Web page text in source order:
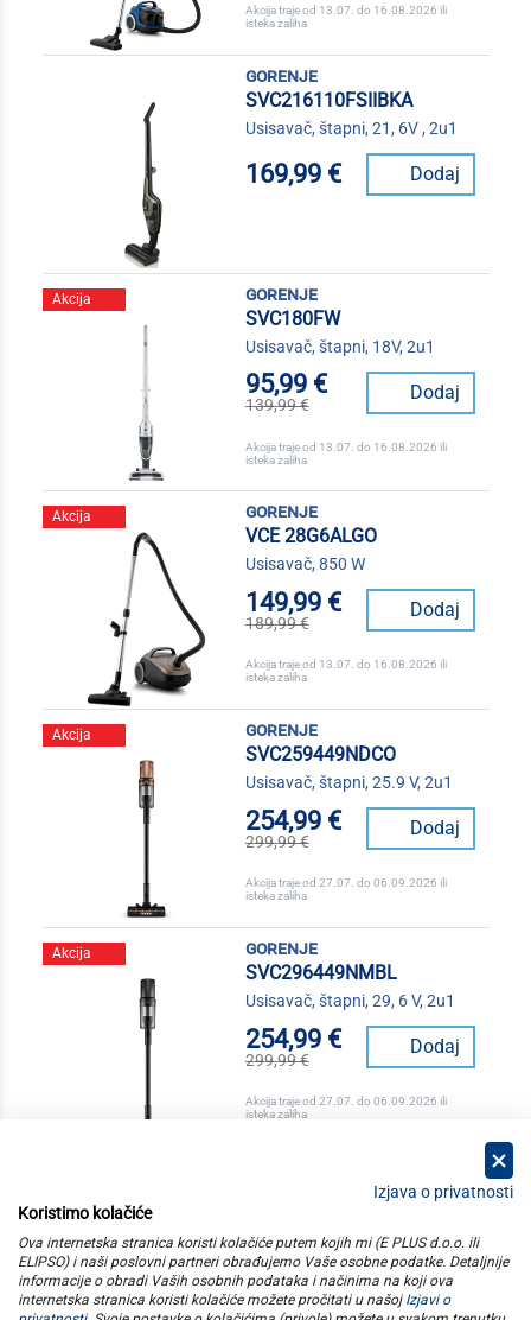
Akcija traje od 13.07. do 16.08.2026 ili
isteka zaliha
gorenje
SVC216110FSIIBKA
Usisavač, štapni, 21, 6V , 2u1
169,99 € Dodaj
Akcija
gorenje
SVC180FW
Usisavač, štapni, 18V, 2u1
95,99 €
139,99 €
Dodaj
Akcija traje od 13.07. do 16.08.2026 ili
isteka zaliha
Akcija
gorenje
VCE 28G6ALGO
Usisavač, 850 W
149,99 €
189,99 €
Dodaj
Akcija traje od 13.07. do 16.08.2026 ili
isteka zaliha
Akcija
gorenje
SVC259449NDCO
Usisavač, štapni, 25.9 V, 2u1
254,99 €
299,99 €
Dodaj
Akcija traje od 27.07. do 06.09.2026 ili
isteka zaliha
Akcija
gorenje
SVC296449NMBL
Usisavač, štapni, 29, 6 V, 2u1
254,99 €
299,99 €
Dodaj
Akcija traje od 27.07. do 06.09.2026 ili
isteka zaliha
kategorije
elipso
Izjava o privatnosti
Koristimo kolačiće
Ova internetska stranica koristi kolačiće putem kojih mi (E PLUS d.o.o. ili
ELIPSO) i naši poslovni partneri obrađujemo Vaše osobne podatke. Detaljnije
informacije o obradi Vaših osobnih podataka i načinima na koji ova
internetska stranica koristi kolačiće možete pročitati u našoj Izjavi o